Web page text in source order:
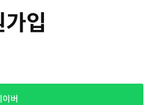
입
이버